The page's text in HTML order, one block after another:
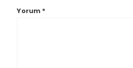
Yorum *